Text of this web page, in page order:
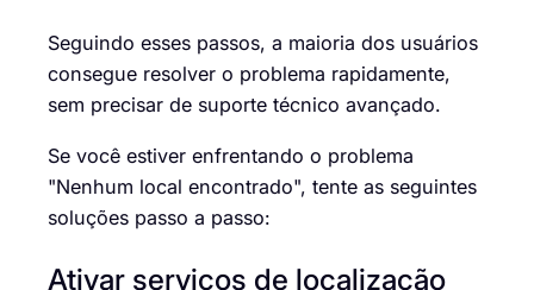
Seguindo esses passos, a maioria dos usuários
consegue resolver o problema rapidamente,
sem precisar de suporte técnico avançado.
Se você estiver enfrentando o problema
"Nenhum local encontrado", tente as seguintes
soluções passo a passo:
Ativar serviços de localização